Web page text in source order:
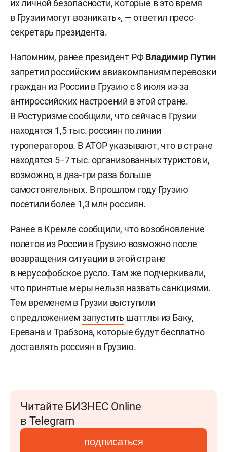
их личной безопасности, которые в это время
в Грузии могут возникать», — ответил пресс-
секретарь президента.
Напомним, ранее президент РФВладимир Путин
запретил российским авиакомпаниям перевозки
граждан из России в Грузию с 8 июля из-за
антироссийских настроений в этой стране.
В Ростуризмесообщили, что сейчас в Грузии
находятся 1,5 тыс. россиян по линии
туроператоров. В АТОР указывают, что в стране
находятся 5−7 тыс. организованных туристов и,
возможно, в два-три раза больше
самостоятельных. В прошлом году Грузию
посетили более 1,3 млн россиян.
Ранее в Кремле сообщили, что возобновление
полетов из России в Грузию возможно после
возвращения ситуации в этой стране
в нерусофобское русло. Там же подчеркивали,
что принятые меры нельзя назвать санкциями.
Тем временем в Грузии выступили
с предложениемзапустить шаттлы из Баку,
Еревана и Трабзона, которые будут бесплатно
доставлять россиян в Грузию.
Читайте БИЗНЕС Online
в Telegram
подписаться